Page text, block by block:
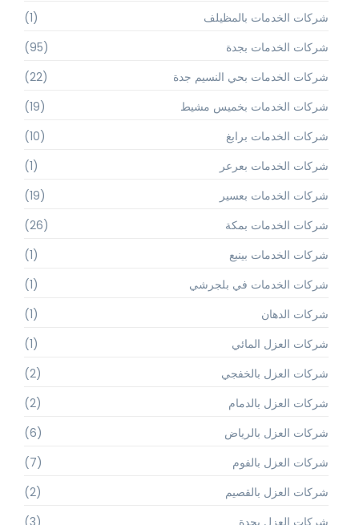
شركات الخدمات بالمظيلف
(1)
شركات الخدمات بجدة
(95)
شركات الخدمات بحي النسيم جدة
(22)
شركات الخدمات بخميس مشيط
(19)
شركات الخدمات برابغ
(10)
شركات الخدمات بعرعر
(1)
شركات الخدمات بعسير
(19)
شركات الخدمات بمكة
(26)
شركات الخدمات بينبع
(1)
شركات الخدمات في بلجرشي
(1)
شركات الدهان
(1)
شركات العزل المائي
(1)
شركات العزل بالخفجي
(2)
شركات العزل بالدمام
(2)
شركات العزل بالرياض
(6)
شركات العزل بالفوم
(7)
شركات العزل بالقصيم
(2)